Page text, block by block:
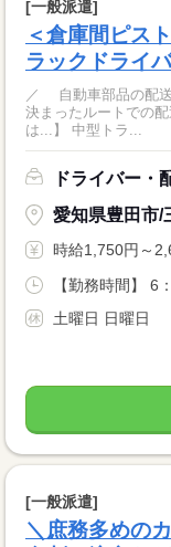
[一般派遣]
＜倉庫間ピス
ラックドライ
／ 自動車部品の配送！ ＼ 取引先への納品をお願い
決まったルートでの配送な
は...】 中型トラ...
ドライバー・
愛知県豊田市/
時給1,750円～
【勤務時間】 6
土曜日 日曜日
[一般派遣]
＼庶務多めの